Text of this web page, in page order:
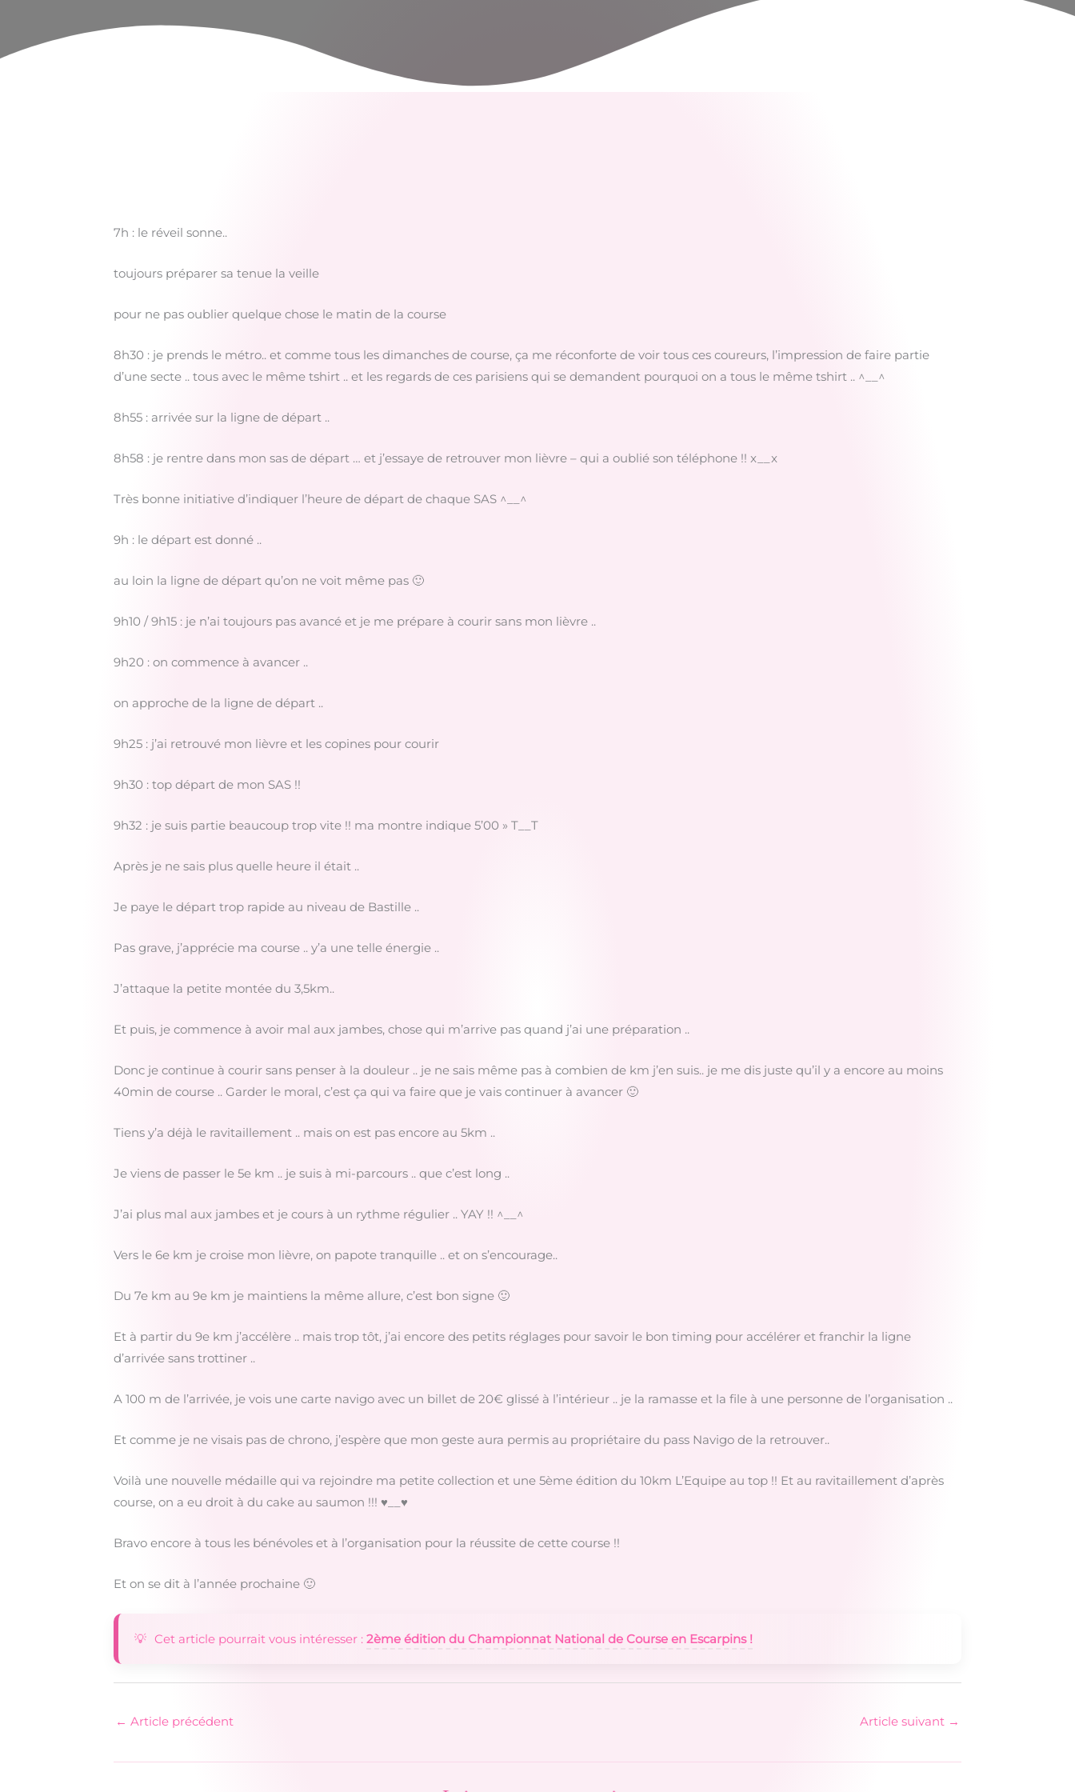
7h : le réveil sonne..
toujours préparer sa tenue la veille
pour ne pas oublier quelque chose le matin de la course
8h30 : je prends le métro.. et comme tous les dimanches de course, ça me réconforte de voir tous ces coureurs, l’impression de faire partie
d’une secte .. tous avec le même tshirt .. et les regards de ces parisiens qui se demandent pourquoi on a tous le même tshirt .. ^__^
8h55 : arrivée sur la ligne de départ ..
8h58 : je rentre dans mon sas de départ … et j’essaye de retrouver mon lièvre – qui a oublié son téléphone !! x__x
Très bonne initiative d’indiquer l’heure de départ de chaque SAS ^__^
9h : le départ est donné ..
au loin la ligne de départ qu’on ne voit même pas 🙂
9h10 / 9h15 : je n’ai toujours pas avancé et je me prépare à courir sans mon lièvre ..
9h20 : on commence à avancer ..
on approche de la ligne de départ ..
9h25 : j’ai retrouvé mon lièvre et les copines pour courir
9h30 : top départ de mon SAS !!
9h32 : je suis partie beaucoup trop vite !! ma montre indique 5’00 » T__T
Après je ne sais plus quelle heure il était ..
Je paye le départ trop rapide au niveau de Bastille ..
Pas grave, j’apprécie ma course .. y’a une telle énergie ..
J’attaque la petite montée du 3,5km..
Et puis, je commence à avoir mal aux jambes, chose qui m’arrive pas quand j’ai une préparation ..
Donc je continue à courir sans penser à la douleur .. je ne sais même pas à combien de km j’en suis.. je me dis juste qu’il y a encore au moins
40min de course .. Garder le moral, c’est ça qui va faire que je vais continuer à avancer 🙂
Tiens y’a déjà le ravitaillement .. mais on est pas encore au 5km ..
Je viens de passer le 5e km .. je suis à mi-parcours .. que c’est long ..
J’ai plus mal aux jambes et je cours à un rythme régulier .. YAY !! ^__^
Vers le 6e km je croise mon lièvre, on papote tranquille .. et on s’encourage..
Du 7e km au 9e km je maintiens la même allure, c’est bon signe 🙂
Et à partir du 9e km j’accélère .. mais trop tôt, j’ai encore des petits réglages pour savoir le bon timing pour accélérer et franchir la ligne
d’arrivée sans trottiner ..
A 100 m de l’arrivée, je vois une carte navigo avec un billet de 20€ glissé à l’intérieur .. je la ramasse et la file à une personne de l’organisation ..
Et comme je ne visais pas de chrono, j’espère que mon geste aura permis au propriétaire du pass Navigo de la retrouver..
Voilà une nouvelle médaille qui va rejoindre ma petite collection et une 5ème édition du 10km L’Equipe au top !! Et au ravitaillement d’après
course, on a eu droit à du cake au saumon !!! ♥__♥
Bravo encore à tous les bénévoles et à l’organisation pour la réussite de cette course !!
Et on se dit à l’année prochaine 🙂
Cet article pourrait vous intéresser : 2ème édition du Championnat National de Course en Escarpins !
← Article précédent Article suivant →